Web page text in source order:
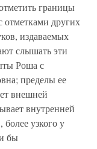
границы
отметками других
издаваемых
слышать эти
Роша с
пределы ее
внешней
внутренней
узкого у
бы